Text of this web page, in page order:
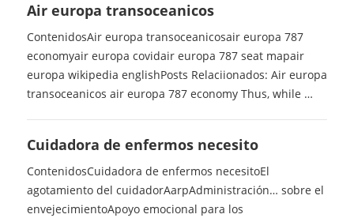
Air europa transoceanicos
ContenidosAir europa transoceanicosair europa 787
economyair europa covidair europa 787 seat mapair
europa wikipedia englishPosts Relaciionados: Air europa
transoceanicos air europa 787 economy Thus, while …
Cuidadora de enfermos necesito
ContenidosCuidadora de enfermos necesitoEl
agotamiento del cuidadorAarpAdministración… sobre el
envejecimientoApoyo emocional para los